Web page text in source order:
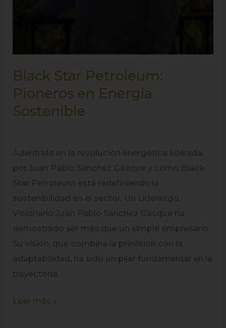
Black Star Petroleum:
Pioneros en Energía
Sostenible
Adéntrate en la revolución energética liderada
por Juan Pablo Sánchez Gasque y cómo Black
Star Petroleum está redefiniendo la
sostenibilidad en el sector. Un Liderazgo
Visionario Juan Pablo Sánchez Gasque ha
demostrado ser más que un simple empresario.
Su visión, que combina la previsión con la
adaptabilidad, ha sido un pilar fundamental en la
trayectoria
Leer más »